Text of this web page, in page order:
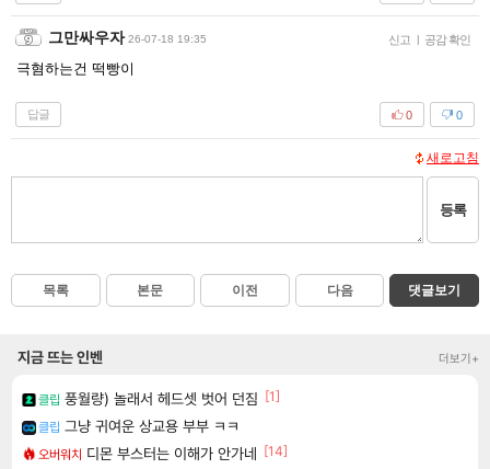
그만싸우자 26-07-18 19:35 신고 | 공감 확인
극혐하는건 떡빵이
답글 0
0
새로고침
등록
목록 본문 이전 다음 댓글보기
지금 뜨는 인벤 더보기+
클립 풍월량) 놀래서 헤드셋 벗어 던짐 [1]
클립 그냥 귀여운 상교용 부부 ㅋㅋ
오버워치 디몬 부스터는 이해가 안가네 [14]